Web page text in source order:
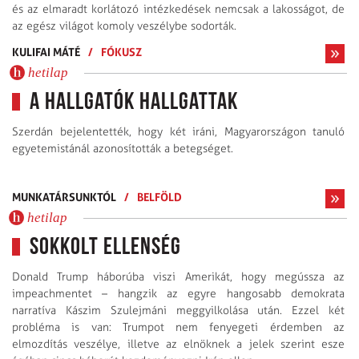
és az elmaradt korlátozó intézkedések nemcsak a lakosságot, de
az egész világot komoly veszélybe sodorták.
KULIFAI MÁTÉ / FÓKUSZ
hetilap
A hallgatók hallgattak
Szerdán bejelentették, hogy két iráni, Magyarországon tanuló
egyetemistánál azonosították a betegséget.
MUNKATÁRSUNKTÓL / BELFÖLD
hetilap
Sokkolt ellenség
Donald Trump háborúba viszi Amerikát, hogy megússza az
impeachmentet – hangzik az egyre hangosabb demokrata
narratíva Kászim Szulejmáni meggyilkolása után. Ezzel két
probléma is van: Trumpot nem fenyegeti érdemben az
elmozdítás veszélye, illetve az elnöknek a jelek szerint esze